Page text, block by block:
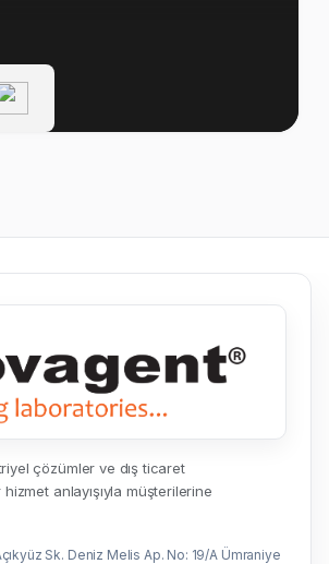
çözümler ve dış ticaret
anlayışıyla müşterilerine
Sk. Deniz Melis Ap. No: 19/A Ümraniye